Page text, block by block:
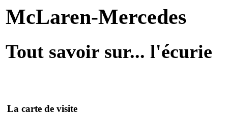
McLaren-Mercedes
Tout savoir sur... l'écurie
La carte de visite